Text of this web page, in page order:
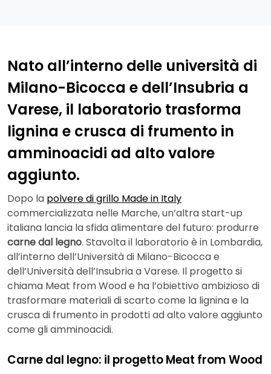
Nato all’interno delle università di
Milano-Bicocca e dell’Insubria a
Varese, il laboratorio trasforma
lignina e crusca di frumento in
amminoacidi ad alto valore
aggiunto.
Dopo la polvere di grillo Made in Italy
commercializzata nelle Marche, un’altra start-up
italiana lancia la sfida alimentare del futuro: produrre
carne dal legno. Stavolta il laboratorio è in Lombardia,
all’interno dell’Università di Milano-Bicocca e
dell’Università dell’Insubria a Varese. Il progetto si
chiama Meat from Wood e ha l’obiettivo ambizioso di
trasformare materiali di scarto come la lignina e la
crusca di frumento in prodotti ad alto valore aggiunto
come gli amminoacidi.
Carne dal legno: il progetto Meat from Wood